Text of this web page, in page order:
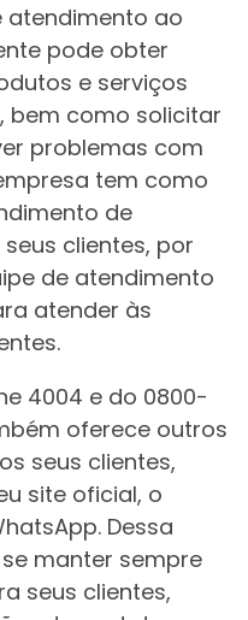
atendimento ao
pode obter
e serviços
bem como solicitar
problemas com
tem como
de
clientes, por
de atendimento
atender às
4004 e do 0800-
oferece outros
seus clientes,
site oficial, o
Dessa
manter sempre
seus clientes,